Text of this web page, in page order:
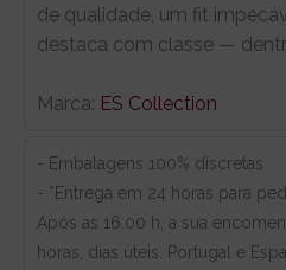
de qualidade, um fit
destaca com classe —
Marca: ES Collection
- Embalagens 100% discretas
- *Entrega em 24 horas para
Após as 16:00 h, a sua
horas, dias úteis. Portugal e